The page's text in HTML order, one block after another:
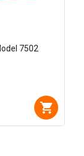
7502